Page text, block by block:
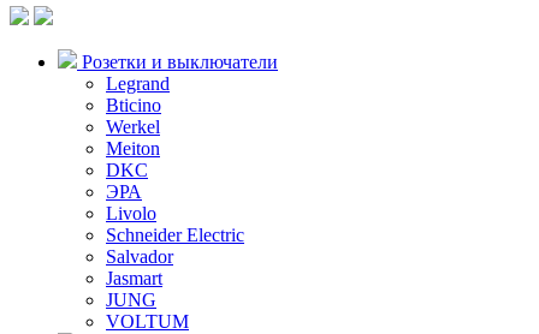
Розетки и выключатели
Legrand
Bticino
Werkel
Meiton
DKC
ЭРА
Livolo
Schneider Electric
Salvador
Jasmart
JUNG
VOLTUM